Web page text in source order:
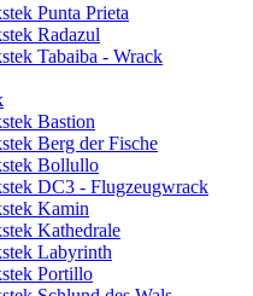
Punta Prieta
Radazul
Tabaiba - Wrack
Bastion
Berg der Fische
Bollullo
DC3 - Flugzeugwrack
Kamin
Kathedrale
Labyrinth
Portillo